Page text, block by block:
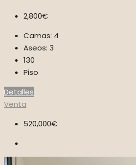
2,800€
Camas: 4
Aseos: 3
130
Piso
Detalles
Venta
520,000€